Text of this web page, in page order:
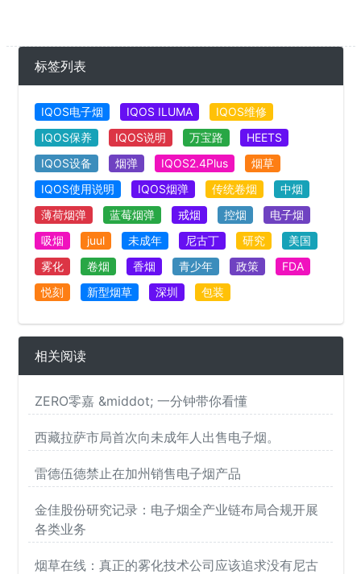
标签列表
IQOS电子烟 IQOS ILUMA
IQOS维修
IQOS保养
IQOS说明 万宝路
HEETS
IQOS设备
烟弹 IQOS2.4Plus
烟草
IQOS使用说明
IQOS烟弹 传统卷烟
中烟
薄荷烟弹
蓝莓烟弹 戒烟 控烟
电子烟
吸烟
juul 未成年 尼古丁 研究
美国
雾化
卷烟 香烟 青少年 政策
FDA
悦刻
新型烟草 深圳 包装
相关阅读
ZERO零嘉 &middot; 一分钟带你看懂
西藏拉萨市局首次向未成年人出售电子烟。
雷德伍德禁止在加州销售电子烟产品
金佳股份研究记录：电子烟全产业链布局合规开展
各类业务
烟草在线：真正的雾化技术公司应该追求没有尼古